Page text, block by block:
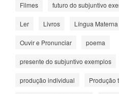
Filmes futuro do subjuntivo
Ler Livros Língua Materna
Ouvir e Pronunciar poema
presente do subjuntivo exemplos
produção individual Produção